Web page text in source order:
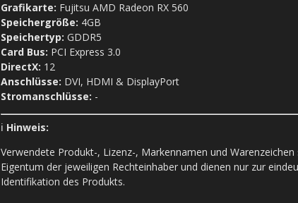
Grafikarte: Fujitsu AMD Radeon RX 560
Speichergröße: 4GB
Speichertyp: GDDR5
Card Bus: PCI Express 3.0
DirectX: 12
Anschlüsse: DVI, HDMI & DisplayPort
Stromanschlüsse: -
ℹ️ Hinweis:
Verwendete Produkt-, Lizenz-, Marken­namen und Warenzeichen
Eigentum der jeweiligen Rechteinhaber und dienen nur zur
Identifikation des Produkts.